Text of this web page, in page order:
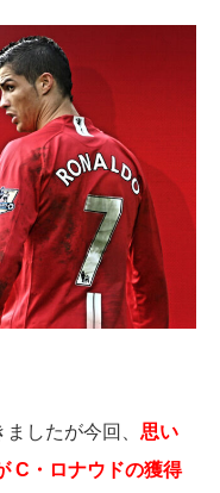
したが今回、 思い
C・ロナウドの獲得